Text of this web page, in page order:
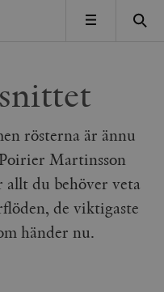
MENY
rösterna är ännu
Martinsson
allt du behöver veta
de viktigaste
händer nu.